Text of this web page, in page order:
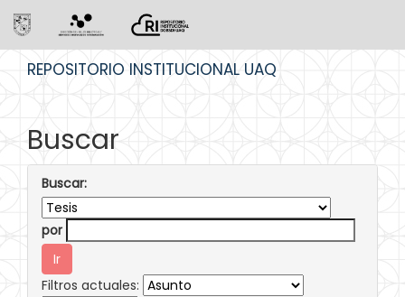
REPOSITORIO INSTITUCIONAL UAQ
Buscar
Buscar:
por
Filtros actuales: